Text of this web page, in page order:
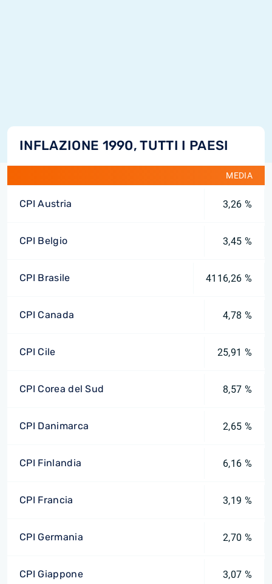
INFLAZIONE 1990, TUTTI I PAESI
MEDIA
CPI Austria 3,26 %
CPI Belgio 3,45 %
CPI Brasile 4116,26 %
CPI Canada 4,78 %
CPI Cile 25,91 %
CPI Corea del Sud 8,57 %
CPI Danimarca 2,65 %
CPI Finlandia 6,16 %
CPI Francia 3,19 %
CPI Germania 2,70 %
CPI Giappone 3,07 %